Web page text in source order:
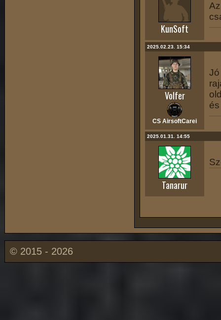
KunSoft
2025.02.23. 15:34
Volfer
CS AirsoftCarei
2025.01.31. 14:55
Tanarur
© 2015 - 2026